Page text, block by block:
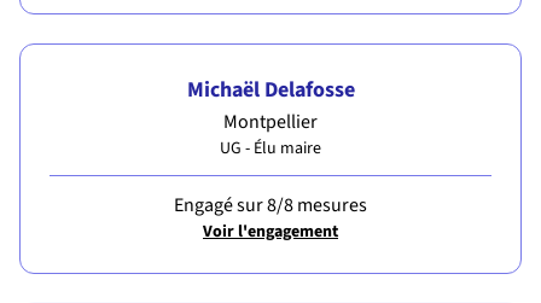
Michaël Delafosse
Montpellier
UG - Élu maire
Engagé sur 8/8 mesures
Voir l'engagement